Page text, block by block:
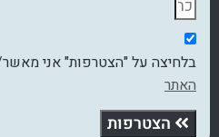
בלחיצה על "הצטרפות" אני
האתר
הצטרפות